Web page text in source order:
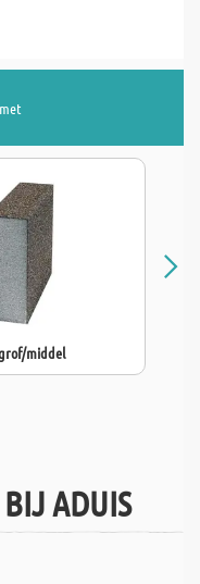
middel
ADUIS